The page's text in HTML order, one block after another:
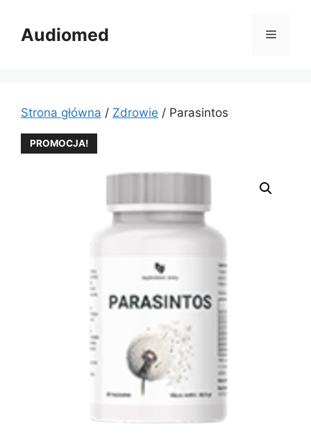
treściAudiomed Menu
Strona główna / Zdrowie / Parasintos
PROMOCJA!